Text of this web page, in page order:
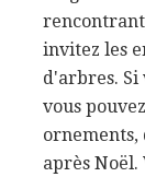
invitez les
d'arbres. Si
vous
ornements,
après Noël.